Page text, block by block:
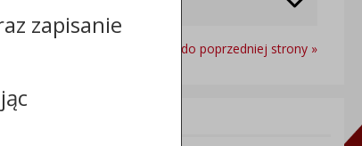
Powrót do poprzedniej strony »
zapisanie